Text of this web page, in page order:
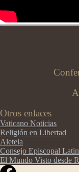
Otros enlaces
Vaticano Noticias
Religión en Libertad
Aleteia
Consejo Episcopal
El Mundo Visto desde